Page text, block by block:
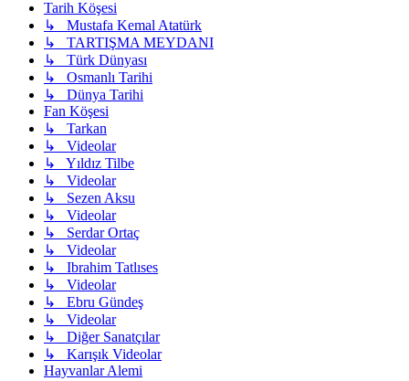
Tarih Köşesi
↳ Mustafa Kemal Atatürk
↳ TARTIŞMA MEYDANI
↳ Türk Dünyası
↳ Osmanlı Tarihi
↳ Dünya Tarihi
Fan Köşesi
↳ Tarkan
↳ Videolar
↳ Yıldız Tilbe
↳ Videolar
↳ Sezen Aksu
↳ Videolar
↳ Serdar Ortaç
↳ Videolar
↳ Ibrahim Tatlıses
↳ Videolar
↳ Ebru Gündeş
↳ Videolar
↳ Diğer Sanatçılar
↳ Karışık Videolar
Hayvanlar Alemi